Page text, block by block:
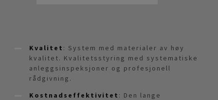
Kvalitet : System med materialer av høy
kvalitet. Kvalitetsstyring med systematiske
anleggsinspeksjoner og profesjonell
rådgivning.
Kostnadseffektivitet : Den lange